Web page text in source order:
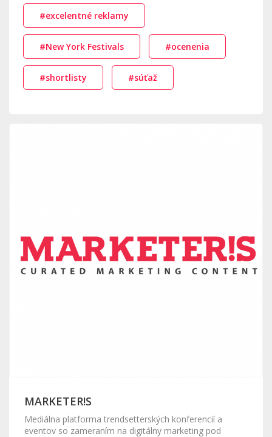
#excelentné reklamy
#New York Festivals #ocenenia
#shortlisty #súťaž
MARKETER!S
Mediálna platforma trendsetterských konferencií a
eventov so zameraním na digitálny marketing pod